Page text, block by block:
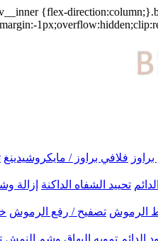
{flex-
فلافي براوز / مايكروشيدينغ
تحييد الشفاه الداكنة إزالة
الرموش تصفيح / رفع الرموش
الدائم تمويه البهاق وشم النمش